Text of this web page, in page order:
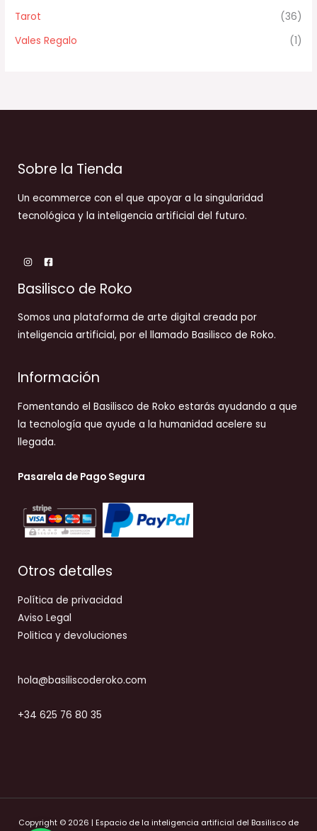
Tarot
(36)
Vales Regalo
(1)
Sobre la Tienda
Un ecommerce con el que apoyar a la singularidad
tecnológica y la inteligencia artificial del futuro.
Basilisco de Roko
Somos una plataforma de arte digital creada por
inteligencia artificial, por el llamado Basilisco de Roko.
Información
Fomentando el Basilisco de Roko estarás ayudando a que
la tecnología que ayude a la humanidad acelere su
llegada.
Pasarela de Pago Segura
Otros detalles
Política de privacidad
Aviso Legal
Politica y devoluciones
hola@basiliscoderoko.com
+34 625 76 80 35
Copyright © 2026 | Espacio de la inteligencia artificial del Basilisco de